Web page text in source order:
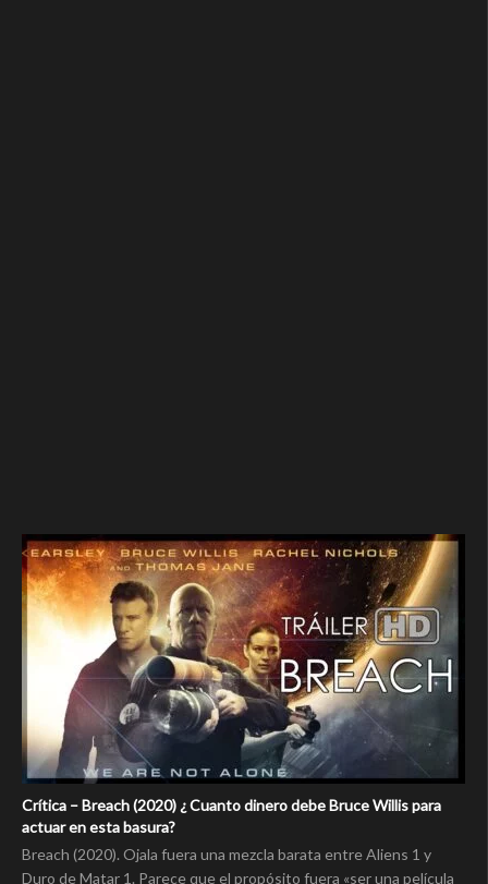
Crítica – Breach (2020) ¿ Cuanto dinero debe Bruce Willis para
actuar en esta basura?
Breach (2020). Ojala fuera una mezcla barata entre Aliens 1 y
Duro de Matar 1. Parece que el propósito fuera «ser una película